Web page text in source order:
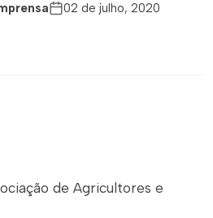
02 de julho, 2020
de Agricultores e